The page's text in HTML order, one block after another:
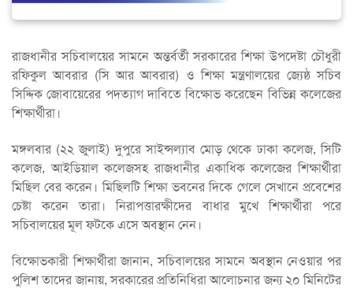
রাজধানীর সচিবালয়ের সামনে অন্তর্বর্তী সরকারের শিক্ষা উপদেষ্টা চৌধুরী
রফিকুল আবরার (সি আর আবরার) ও শিক্ষা মন্ত্রণালয়ের জ্যেষ্ঠ সচিব
সিদ্দিক জোবায়েরের পদত্যাগ দাবিতে বিক্ষোভ করেছেন বিভিন্ন কলেজের
শিক্ষার্থীরা।
মঙ্গলবার (২২ জুলাই) দুপুরে সাইন্সল্যাব মোড় থেকে ঢাকা কলেজ, সিটি
কলেজ, আইডিয়াল কলেজসহ রাজধানীর একাধিক কলেজের শিক্ষার্থীরা
মিছিল বের করেন। মিছিলটি শিক্ষা ভবনের দিকে গেলে সেখানে প্রবেশের
চেষ্টা করেন তারা। নিরাপত্তারক্ষীদের বাধার মুখে শিক্ষার্থীরা পরে
সচিবালয়ের মূল ফটকে এসে অবস্থান নেন।
বিক্ষোভকারী শিক্ষার্থীরা জানান, সচিবালয়ের সামনে অবস্থান নেওয়ার পর
পুলিশ তাদের জানায়, সরকারের প্রতিনিধিরা আলোচনার জন্য ২০ মিনিটের